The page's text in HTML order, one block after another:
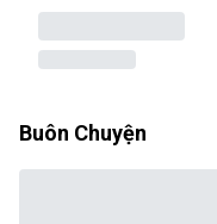
Buôn Chuyện